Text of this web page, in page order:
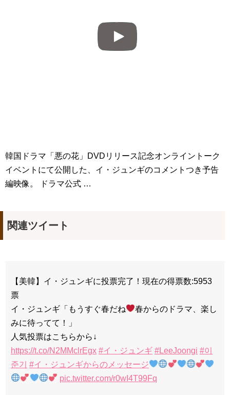
ソン・ヘギョ – ソンヘギョ キスまとめ
ハン・ヘジン 한혜진 – Still We (여전히 우리는)
ョンら同僚芸能人から慰めの言葉が続々 – Taka News
キム・レウォンの影絵遊び！？「黒騎士～永遠の約束～」メイ
キングを一部公開（DVD-SET2特典映像より）
「まず熱く掃除せよ」女優キム・ユジョン、「健康がとても回
いでしょ？” Big News TV
キム・ユジョン、新ドラマ「まず熱く掃除せよ」に出演確
리고 그려도 (Miss You In My Heart)
俳優カン・ギヨン、突然の熱愛宣言…「キム秘書がなぜそう
Powered by livedoor 相互RSS
韓国ドラマ「悪の花」DVDリリース記念オンライントーク
イベントにて公開した、イ・ジュンギのコメントつき予告
編映像。 ドラマ公式 …
関連ツイート
【美韓】イ・ジュンギに投票完了！現在の得票数:5953
票
イ・ジュンギ「もうすぐ春だね
春からのドラマ、楽し
みに待ってて！」
人気投票はこちらから↓
https://t.co/N2MMclrEgx #イ・ジュンギ #LeeJoongi #이
준기
#イ・ジュンギからのメッセージ
pic.twitter.com/r0wI4T99Fq